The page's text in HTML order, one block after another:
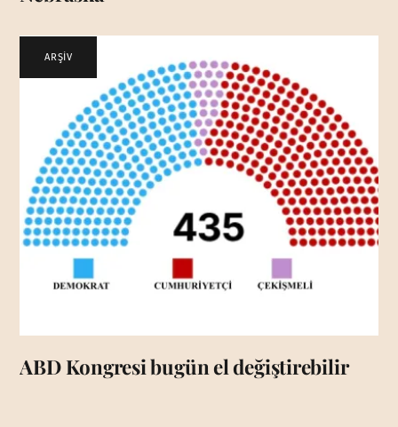
ARŞİV
ABD Kongresi bugün el değiştirebilir